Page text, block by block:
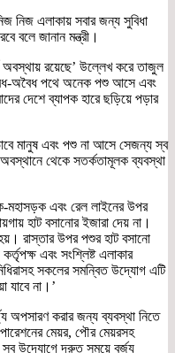
নিজ এলাকায় সবার জন্য সুবিধা
বলে জানান মন্ত্রী।
অবস্থায় রয়েছে’ উল্লেখ করে তাজুল
অবৈধ পথে অনেক পশু আসে এবং
দেশে ব্যাপক হারে ছড়িয়ে পড়ার
মানুষ এবং পশু না আসে সেজন্য স্ব
থেকে সতর্কতামূলক ব্যবস্থা
মহাসড়ক এবং রেল লাইনের উপর
হাট বসানোর ইজারা দেয় না।
রাস্তার উপর পশুর হাট বসানো
এবং সংশ্লিষ্ট এলাকার
সকলের সমন্বিত উদ্যোগ এটি
যাবে না।’
অপসারণ করার জন্য ব্যবস্থা নিতে
মেয়র, পৌর মেয়রসহ
স্ব উদ্যোগে দ্রুত সময়ে বর্জ্য